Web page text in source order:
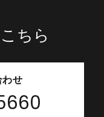
ちら
わせ